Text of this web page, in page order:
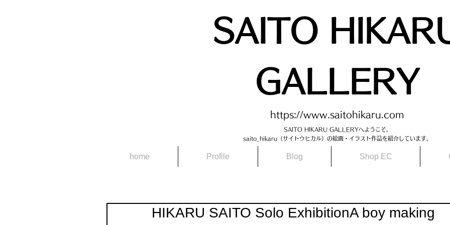
SAITO
GALLERY
https://www.saitohikaru.com
SAITO HIKARU GALLERYへようこそ。​
saito_hikaru（サイトウヒカル）の絵画・イラスト作品を紹介しています。​
home Profile Blog Shop EC
HIKARU SAITO Solo ExhibitionA boy making